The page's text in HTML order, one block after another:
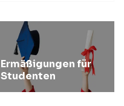
Ermäßigungen für
Studenten